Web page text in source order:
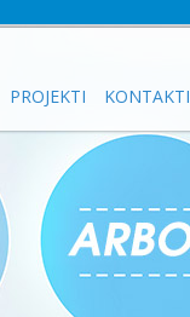
PROJEKTI KONTAKTI